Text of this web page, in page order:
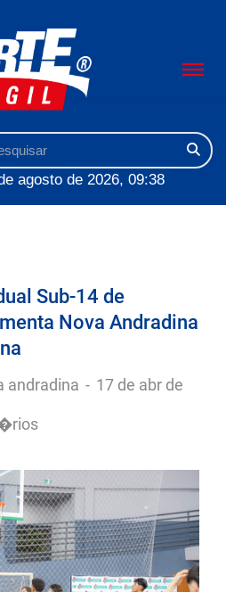
agosto de 2026, 09:38
Sub-14 de
Nova Andradina
andradina - 17 de abr de